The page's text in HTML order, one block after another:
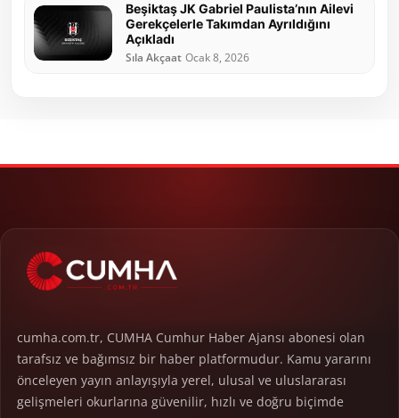
Beşiktaş JK Gabriel Paulista’nın Ailevi
Gerekçelerle Takımdan Ayrıldığını
Açıkladı
Sıla Akçaat Ocak 8, 2026
cumha.com.tr, CUMHA Cumhur Haber Ajansı abonesi olan
tarafsız ve bağımsız bir haber platformudur. Kamu yararını
önceleyen yayın anlayışıyla yerel, ulusal ve uluslararası
gelişmeleri okurlarına güvenilir, hızlı ve doğru biçimde